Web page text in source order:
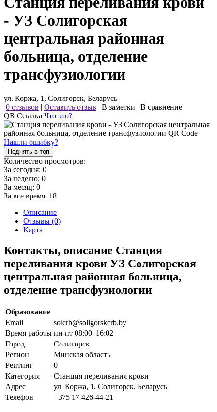
- УЗ Солигорская
центральная районная
больница, отделение
трансфузиологии
ул. Коржа, 1, Солигорск, Беларусь
0 отзывов | Оставить отзыв | В заметки | В сравнение
QR Ссылка Что это?
Нашли ошибку?
Поднять в топ
Количество просмотров:
За сегодня: 0
За неделю: 0
За месяц: 0
За все время: 18
Описание
Отзывы (0)
Карта
Контакты, описание Станция
переливания крови УЗ Солигорская
центральная районная больница,
отделение трансфузиологии
Образование
Email
solcrb@soligorskcrb.by
Время работы пн-пт 08:00–16:02
Город
Солигорск
Регион
Минская область
Рейтинг
0
Категория
Станция переливания крови
Адрес
ул. Коржа, 1, Солигорск, Беларусь
Телефон
+375 17 426-44-21